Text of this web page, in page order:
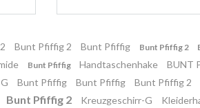
Bunt Pfiffig 2 Bunt Pfiffig Bunt Pfiffig 2
Bunt Pfiffig Handtaschenhake BUNT
Bunt Pfiffig Bunt Pfiffig Bunt Pfiffig 2
Bunt Pfiffig 2 Kreuzgeschirr-G